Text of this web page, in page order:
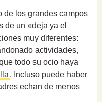
de los grandes campos
de un «deja ya el
muy diferentes:
actividades,
todo su ocio haya
. Incluso puede haber
echan de menos